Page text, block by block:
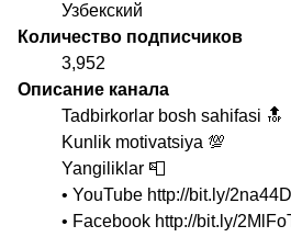
Узбекский
Количество подписчиков
3,952
Описание канала
Tadbirkorlar bosh sahifasi 🔝
Kunlik motivatsiya 💯
Yangiliklar 📮
• YouTube http://bit.ly/
• Facebook http://bit.ly/